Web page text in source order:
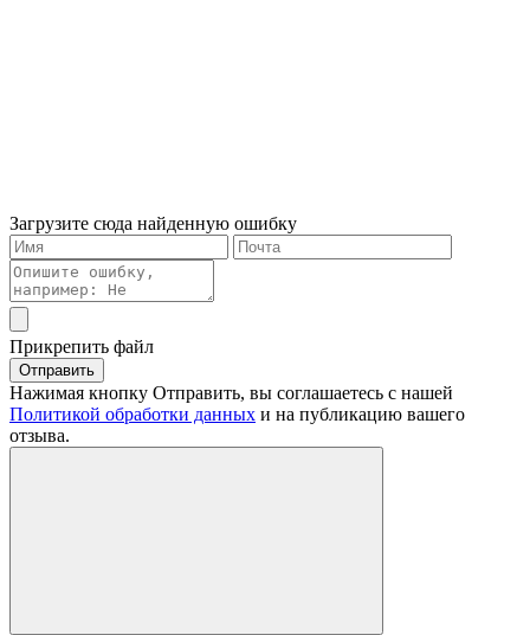
Загрузите сюда найденную ошибку
Прикрепить файл
Отправить
Нажимая кнопку Отправить, вы соглашаетесь с нашей
Политикой обработки данных и на публикацию вашего
отзыва.